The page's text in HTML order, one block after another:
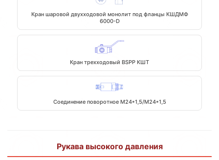
Кран шаровой двухходовой монолит под фланцы КШДМФ
6000-D
Кран трехходовый BSPP КШТ
Соединение поворотное М24*1,5/М24*1,5
Рукава высокого давления